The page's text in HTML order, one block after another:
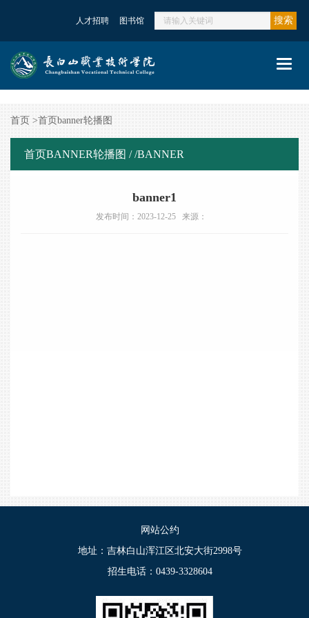
人才招聘 图书馆 搜索
首页 >首页banner轮播图
首页BANNER轮播图 //BANNER
banner1
发布时间：2023-12-25 来源：
网站公约
地址：吉林白山浑江区北安大街2998号
招生电话：0439-3328604